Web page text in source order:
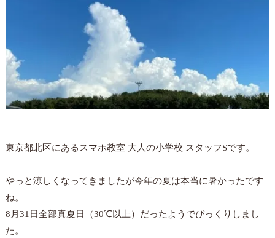
東京都北区にあるスマホ教室 大人の小学校 スタッフSです。
やっと涼しくなってきましたが今年の夏は本当に暑かったです
ね。
8月31日全部真夏日（30℃以上）だったようでびっくりしまし
た。